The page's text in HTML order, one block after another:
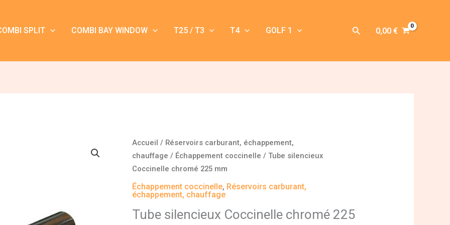
SPLIT COMBI BAY WINDOW T25 / T3 T4 GOLF 1 Rechercher
0,00 €
Accueil / Réservoirs carburant, échappement,
chauffage / Échappement coccinelle / Tube silencieux
Coccinelle chromé 225 mm
Échappement coccinelle, Réservoirs carburant,
échappement, chauffage
Tube silencieux Coccinelle chromé 225
quantité
de
Tube
silencieux
Coccinelle
chromé
225